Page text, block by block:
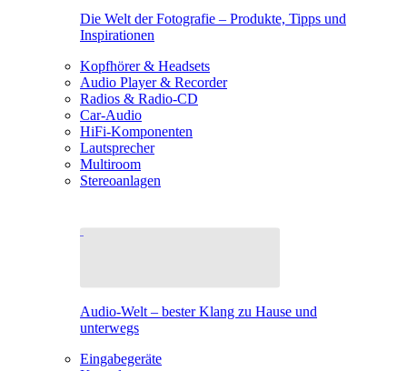
Die Welt der Fotografie – Produkte, Tipps und
Inspirationen
Kopfhörer & Headsets
Audio Player & Recorder
Radios & Radio-CD
Car-Audio
HiFi-Komponenten
Lautsprecher
Multiroom
Stereoanlagen
Audio-Welt – bester Klang zu Hause und
unterwegs
Eingabegeräte